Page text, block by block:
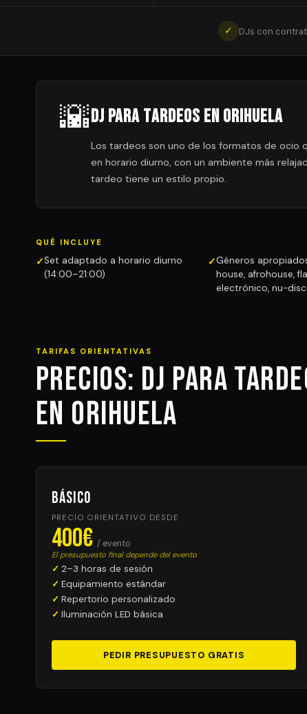
✓ DJs con
🌇DJ para Tardeos en Orihuela
Los tardeos son uno de los formatos de ocio
en horario diurno, con un ambiente más
tardeo tiene un estilo propio.
QUÉ INCLUYE
Set adaptado a horario diurno
(14:00–21:00)
Géneros
house, afrohouse,
electrónico, nu-
TARIFAS ORIENTATIVAS
Precios: DJ para
en Orihuela
Básico
PRECIO ORIENTATIVO DESDE
400€ / evento
El presupuesto final depende del evento
2–3 horas de sesión
Equipamiento estándar
Repertorio personalizado
Iluminación LED básica
PEDIR PRESUPUESTO GRATIS